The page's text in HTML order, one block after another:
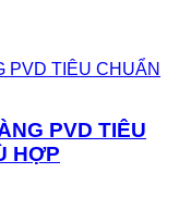
PVD TIÊU
HỢP